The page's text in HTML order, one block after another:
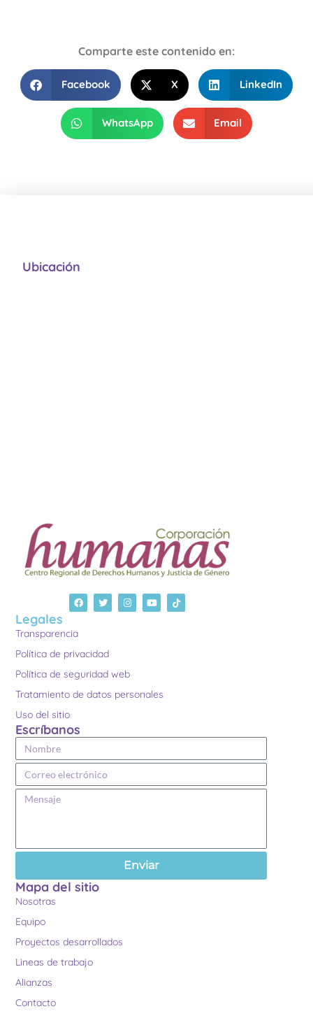
Comparte este contenido en:
Facebook X LinkedIn
WhatsApp Email
Legales
Transparencia
Política de privacidad
Política de seguridad web
Tratamiento de datos personales
Uso del sitio
Escríbanos
Enviar
Mapa del sitio
Nosotras
Equipo
Proyectos desarrollados
Lineas de trabajo
Alianzas
Contacto
Ubicación